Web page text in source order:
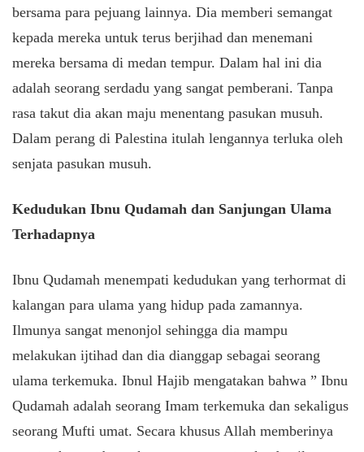
bersama para pejuang lainnya. Dia memberi semangat
kepada mereka untuk terus berjihad dan menemani
mereka bersama di medan tempur. Dalam hal ini dia
adalah seorang serdadu yang sangat pemberani. Tanpa
rasa takut dia akan maju menentang pasukan musuh.
Dalam perang di Palestina itulah lengannya terluka oleh
senjata pasukan musuh.
Kedudukan Ibnu Qudamah dan Sanjungan Ulama
Terhadapnya
Ibnu Qudamah menempati kedudukan yang terhormat di
kalangan para ulama yang hidup pada zamannya.
Ilmunya sangat menonjol sehingga dia mampu
melakukan ijtihad dan dia dianggap sebagai seorang
ulama terkemuka. Ibnul Hajib mengatakan bahwa ” Ibnu
Qudamah adalah seorang Imam terkemuka dan sekaligus
seorang Mufti umat. Secara khusus Allah memberinya